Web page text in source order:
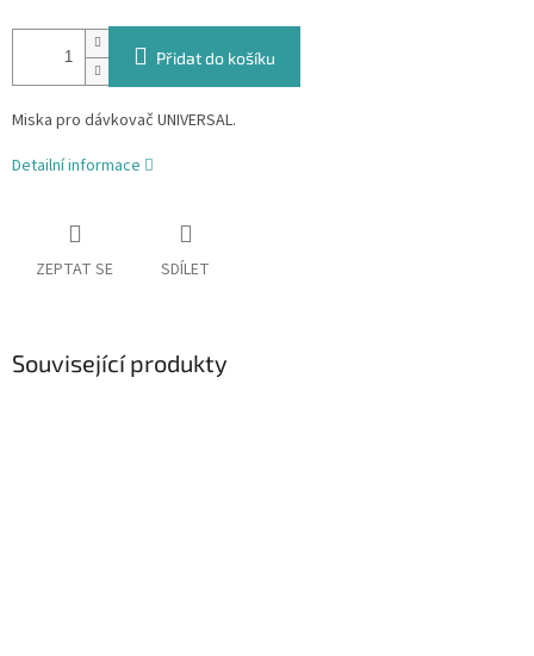
Přidat do košíku
Miska pro dávkovač UNIVERSAL.
Detailní informace
ZEPTAT SE SDÍLET
Související produkty